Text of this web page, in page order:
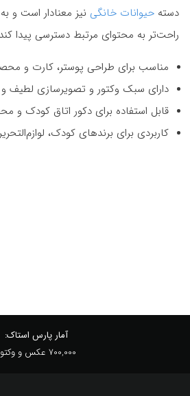
دسته حیوانات خانگی نیز معنا‌دار است و
راحت‌تر به محتوای مرتبط دسترسی پیدا
مناسب برای طراحی پوستر، کارت و
دارای سبک وکتور و تصویرسازی لطیف و
قابل استفاده برای دکور اتاق کودک و
کاربردی برای برندهای کودک،
آمار پارس استاک:
700,000 عکس و وکتور